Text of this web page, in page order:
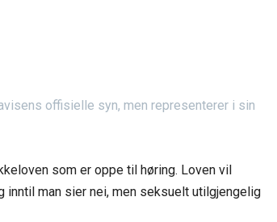
offisielle syn, men representerer i sin
som er oppe til høring. Loven vil
man sier nei, men seksuelt utilgjengelig